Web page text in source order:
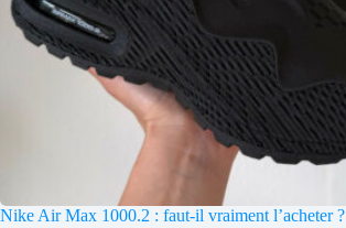
Nike Air Max 1000.2 : faut-il vraiment l’acheter ?